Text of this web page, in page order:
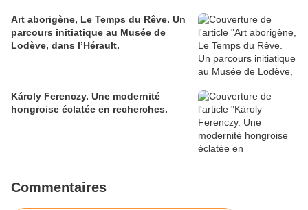
Art aborigène, Le Temps du Rêve. Un
parcours initiatique au Musée de
Lodève, dans l’Hérault.
Károly Ferenczy. Une modernité
hongroise éclatée en recherches.
Commentaires